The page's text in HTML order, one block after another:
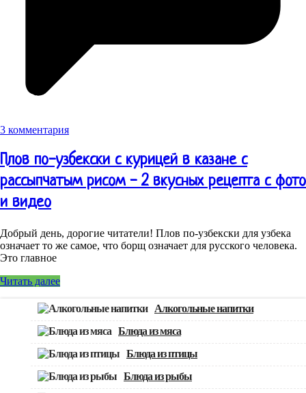
3 комментария
Плов по-узбекски с курицей в казане с
рассыпчатым рисом - 2 вкусных рецепта с фото
и видео
Добрый день, дорогие читатели! Плов по-узбекски для узбека
означает то же самое, что борщ означает для русского человека.
Это главное
Читать далее
Алкогольные напитки
Блюда из мяса
Блюда из птицы
Блюда из рыбы